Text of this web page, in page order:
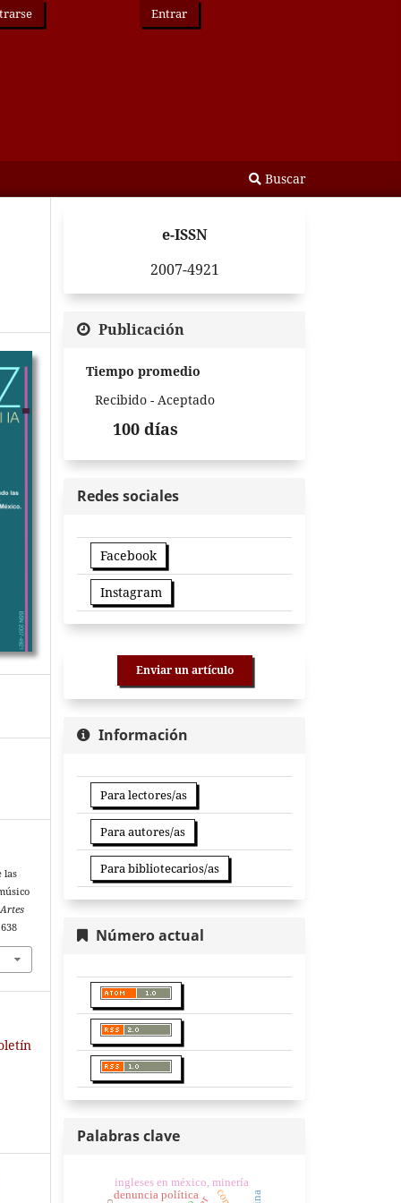
Buscar
Entrar
las
e-ISSN
2007-4921
Publicación
Tiempo promedio
Recibido - Aceptado
100 días
Redes sociales
Facebook
Instagram
Enviar un artículo
Información
Para lectores/as
Para autores/as
Para bibliotecarios/as
Número actual
Palabras clave
denuncia política
ingleses en méxico, minería